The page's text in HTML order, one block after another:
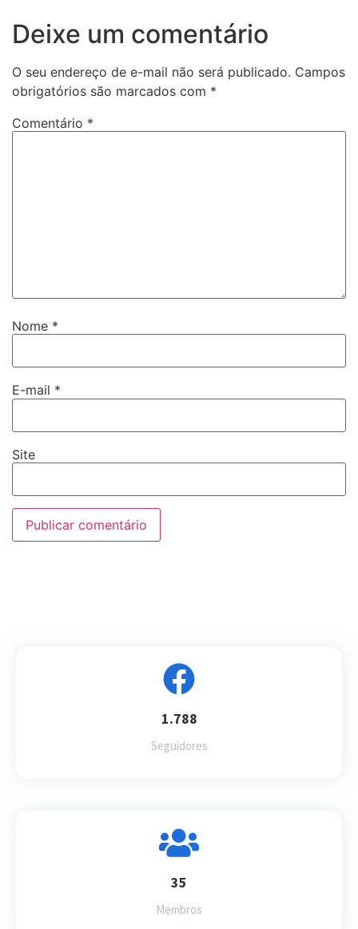
Deixe um comentário
O seu endereço de e-mail não será publicado. Campos
obrigatórios são marcados com *
Comentário *
Nome *
E-mail *
Site
1.788
Seguidores
35
Membros